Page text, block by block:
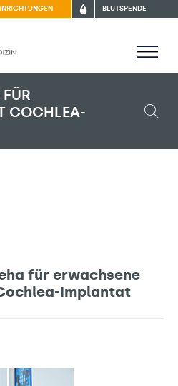
BLUTSPENDE
COCHLEA-
für erwachsene
Implantat